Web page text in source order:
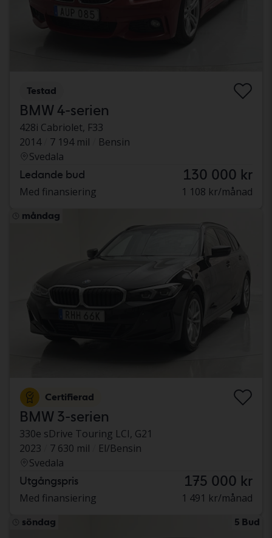
Testad
BMW 4-serien
428i Cabriolet, F33
2014
7 194 mil
Bensin
Svedala
Ledande bud 130 000 kr
Med finansiering 1 108 kr/månad
måndag
Certifierad
BMW 3-serien
330e sDrive Touring LCI, G21
2023
7 630 mil
El/Bensin
Svedala
Utgångspris 175 000 kr
Med finansiering 1 491 kr/månad
söndag 5 Bud